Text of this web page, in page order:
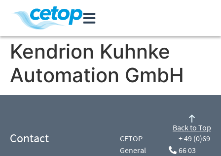
Kendrion Kuhnke
Automation GmbH
Contact
CETOP
General
+ 49 (0)69
66 03
Back to Top